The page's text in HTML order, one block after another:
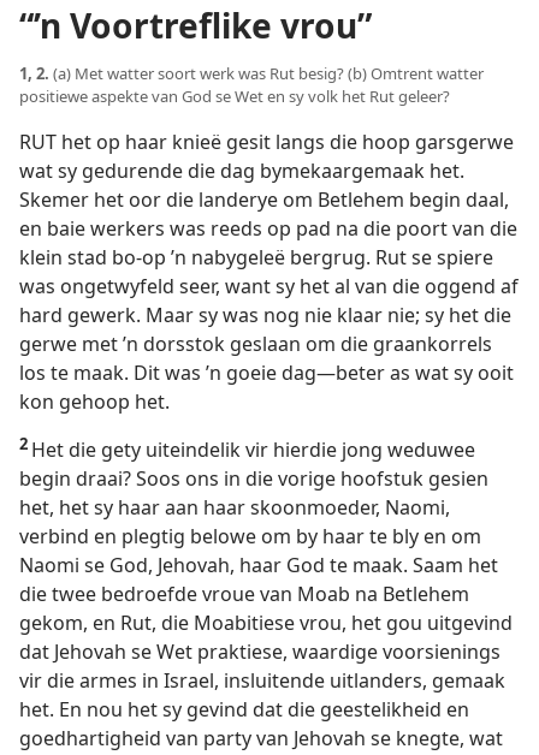
“’n Voortreflike vrou”
1, 2. (a) Met watter soort werk was Rut besig? (b) Omtrent watter
positiewe aspekte van God se Wet en sy volk het Rut geleer?
RUT het op haar knieë gesit langs die hoop garsgerwe
wat sy gedurende die dag bymekaargemaak het.
Skemer het oor die landerye om Betlehem begin daal,
en baie werkers was reeds op pad na die poort van die
klein stad bo-op ’n nabygeleë bergrug. Rut se spiere
was ongetwyfeld seer, want sy het al van die oggend af
hard gewerk. Maar sy was nog nie klaar nie; sy het die
gerwe met ’n dorsstok geslaan om die graankorrels
los te maak. Dit was ’n goeie dag—beter as wat sy ooit
kon gehoop het.
2 Het die gety uiteindelik vir hierdie jong weduwee
begin draai? Soos ons in die vorige hoofstuk gesien
het, het sy haar aan haar skoonmoeder, Naomi,
verbind en plegtig belowe om by haar te bly en om
Naomi se God, Jehovah, haar God te maak. Saam het
die twee bedroefde vroue van Moab na Betlehem
gekom, en Rut, die Moabitiese vrou, het gou uitgevind
dat Jehovah se Wet praktiese, waardige voorsienings
vir die armes in Israel, insluitende uitlanders, gemaak
het. En nou het sy gevind dat die geestelikheid en
goedhartigheid van party van Jehovah se knegte, wat